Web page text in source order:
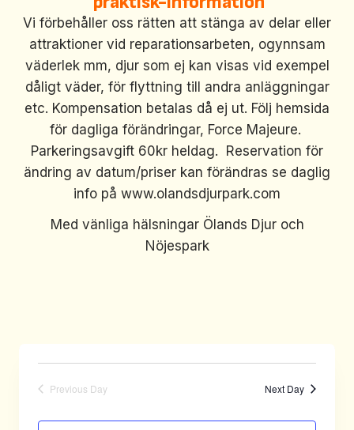
Vi förbehåller oss rätten att stänga av delar eller
attraktioner vid reparationsarbeten, ogynnsam
väderlek mm, djur som ej kan visas vid exempel
dåligt väder, för flyttning till andra anläggningar
etc. Kompensation betalas då ej ut. Följ hemsida
för dagliga förändringar, Force Majeure.
Parkeringsavgift 60kr heldag. Reservation för
ändring av datum/priser kan förändras se daglig
info på www.olandsdjurpark.com
Med vänliga hälsningar Ölands Djur och
Nöjespark
Previous Day Next Day